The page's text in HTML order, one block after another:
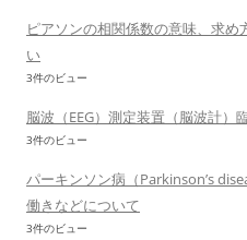
ピアソンの相関係数の意味、求
い
3件のビュー
脳波（EEG）測定装置（脳波計）
3件のビュー
パーキンソン病（Parkinson’s
働きなどについて
3件のビュー